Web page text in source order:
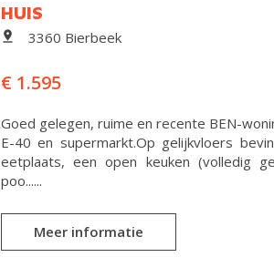
HUIS
3360 Bierbeek
€ 1.595
Goed gelegen, ruime en recente BEN-
E-40 en supermarkt.Op gelijkvloers
eetplaats, een open keuken (volledig
poo......
Meer informatie